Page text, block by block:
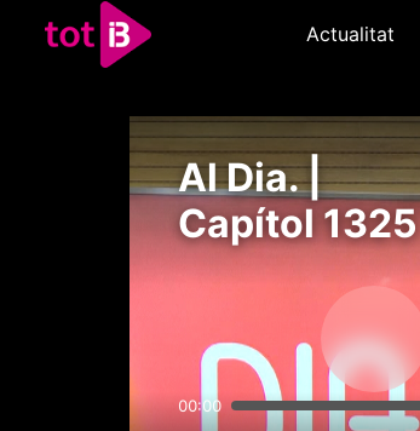
Actualitat
Al Dia. |
Capítol 1325
00:00